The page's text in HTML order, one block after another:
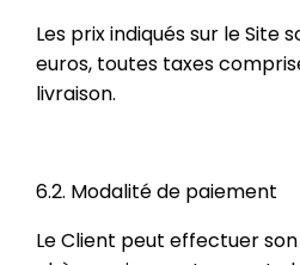
Les prix indiqués sur le Site
euros, toutes taxes
livraison.
6.2. Modalité de paiement
Le Client peut effectuer